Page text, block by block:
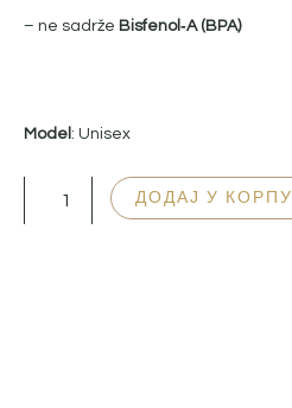
– ne sadrže Bisfenol‑A (BPA)
Model : Unisex
ДОДАЈ У КОРПУ